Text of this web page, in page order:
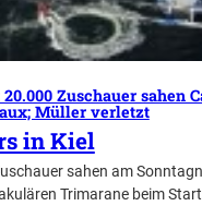
Zuschauer sahen
Müller verletzt
in Kiel
sahen am
Trimarane beim